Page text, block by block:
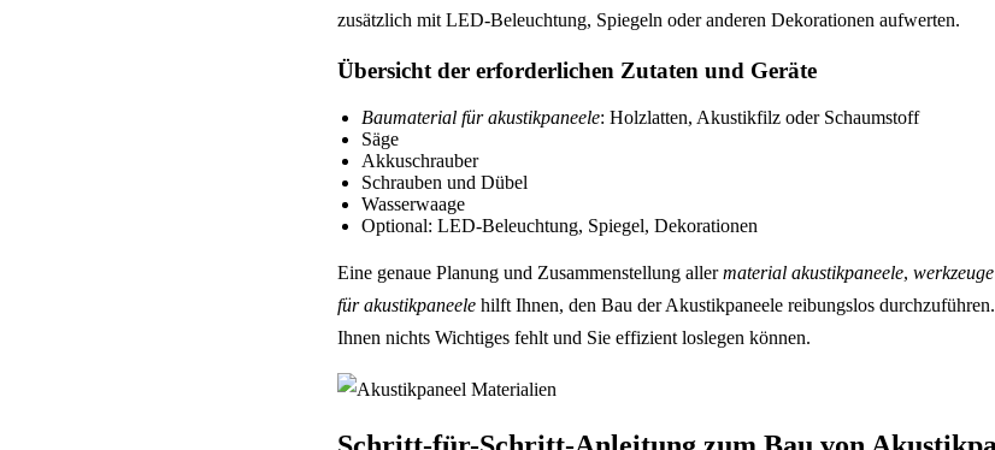
zusätzlich mit LED-Beleuchtung, Spiegeln oder anderen Dekorationen aufwerten.
Übersicht der erforderlichen Zutaten und Geräte
Baumaterial für akustikpaneele: Holzlatten, Akustikfilz oder Schaumstoff
Säge
Akkuschrauber
Schrauben und Dübel
Wasserwaage
Optional: LED-Beleuchtung, Spiegel, Dekorationen
Eine genaue Planung und Zusammenstellung allermaterial akustikpaneele,
für akustikpaneele hilft Ihnen, den Bau der Akustikpaneele reibungslos
Ihnen nichts Wichtiges fehlt und Sie effizient loslegen können.